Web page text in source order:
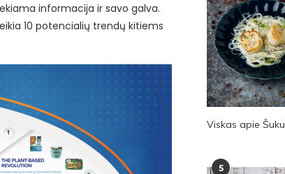
informacija ir savo galva.
10 potencialių trendų kitiems
Viskas apie
5